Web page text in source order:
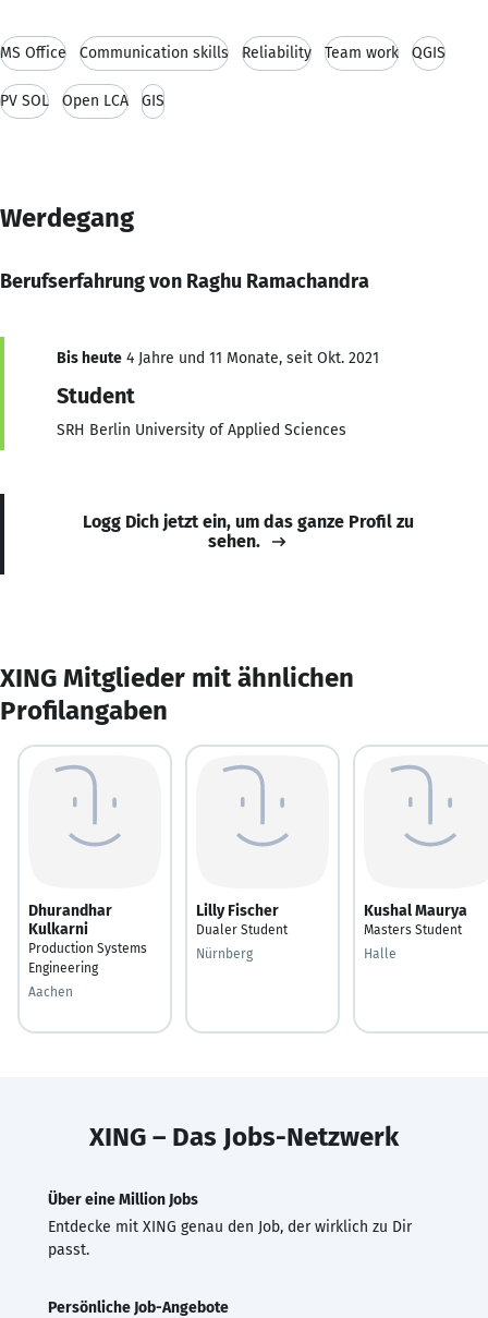
MS Office Communication skills Reliability Team work QGIS
PV SOL Open LCA GIS
Werdegang
Berufserfahrung von Raghu Ramachandra
Bis heute 4 Jahre und 11 Monate, seit Okt. 2021
Student
SRH Berlin University of Applied Sciences
Logg Dich jetzt ein, um das ganze Profil zu
sehen.
XING Mitglieder mit ähnlichen
Profilangaben
Dhurandhar
Kulkarni
Production Systems
Engineering
Aachen
Lilly Fischer
Dualer Student
Nürnberg
Kushal Maurya
Masters Student
Halle
XING – Das Jobs-Netzwerk
Über eine Million Jobs
Entdecke mit XING genau den Job, der wirklich zu Dir
passt.
Persönliche Job-Angebote